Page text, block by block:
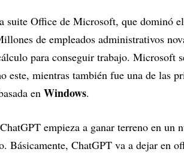
suite Office de Microsoft, que dominó
de empleados administrativos
para conseguir trabajo. Microsoft
este, mientras también fue una de las
en Windows.
empieza a ganar terreno en un
Básicamente, ChatGPT va a dejar en